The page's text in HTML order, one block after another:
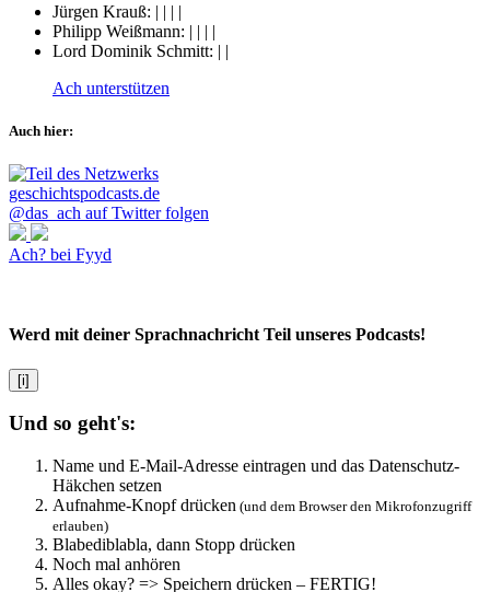
Jürgen Krauß: | | | |
Philipp Weißmann: | | | |
Lord Dominik Schmitt: | |
Ach unterstützen
Auch hier:
@das_ach auf Twitter folgen
Ach? bei Fyyd
Werd mit deiner Sprachnachricht Teil unseres Podcasts!
[i]
Und so geht's:
Name und E-Mail-Adresse eintragen und das Datenschutz-
Häkchen setzen
Aufnahme-Knopf drücken (und dem Browser den Mikrofonzugriff
erlauben)
Blabediblabla, dann Stopp drücken
Noch mal anhören
Alles okay? => Speichern drücken – FERTIG!